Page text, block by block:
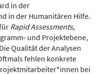
in der
in der Humanitären Hilfe.
Rapid Assessments,
und Projektebene,
Qualität der Analysen
fehlen konkrete
bei